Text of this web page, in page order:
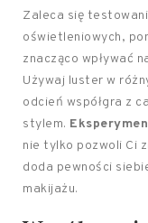
Zaleca się
oświetleniowych,
znacząco wpływać
Używaj luster w
odcień współgra z
stylem.
nie tylko pozwoli Ci
doda pewności
makijażu.